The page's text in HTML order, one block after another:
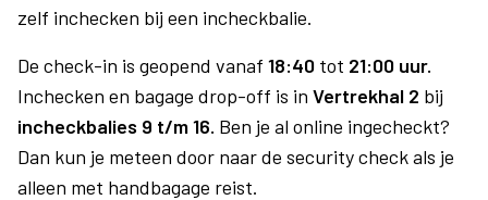
zelf inchecken bij een incheckbalie.
De check-in is geopend vanaf 18:40 tot 21:00 uur.
Inchecken en bagage drop-off is in Vertrekhal 2 bij
incheckbalies 9 t/m 16. Ben je al online ingecheckt?
Dan kun je meteen door naar de security check als je
alleen met handbagage reist.